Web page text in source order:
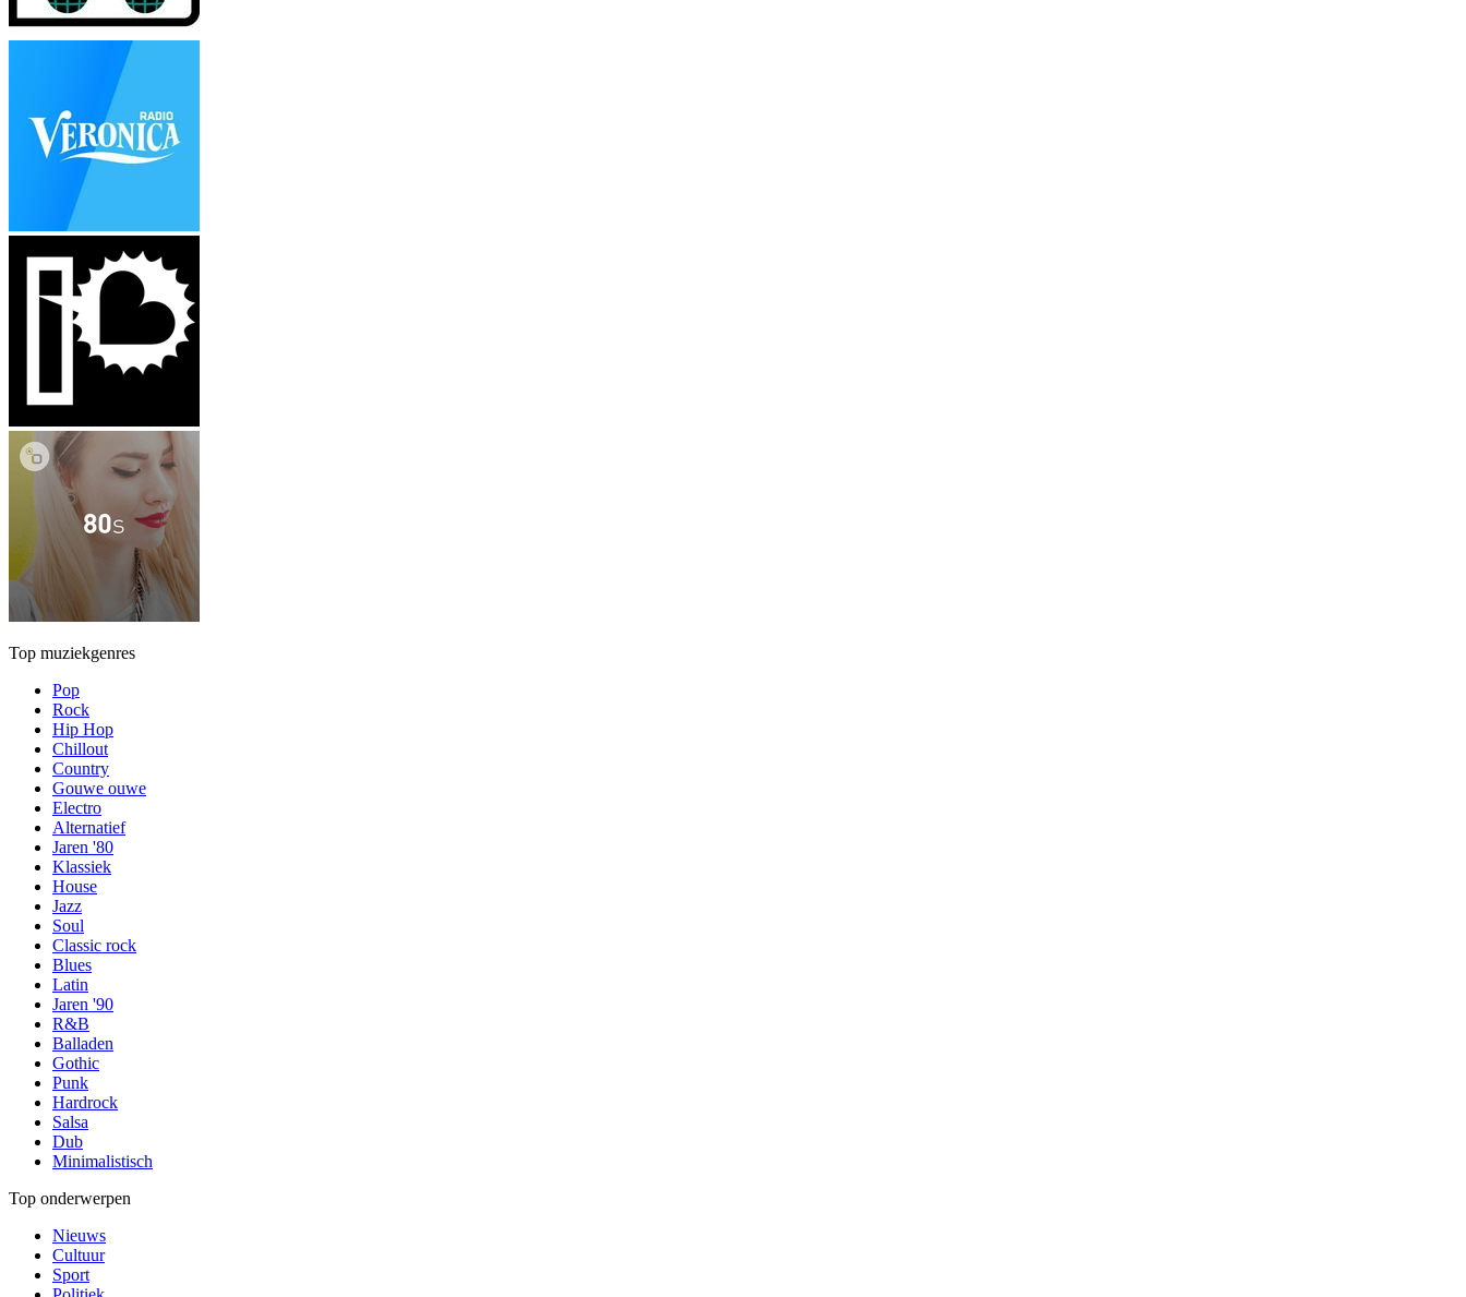
Top muziekgenres
Pop
Rock
Hip Hop
Chillout
Country
Gouwe ouwe
Electro
Alternatief
Jaren '80
Klassiek
House
Jazz
Soul
Classic rock
Blues
Latin
Jaren '90
R&B
Balladen
Gothic
Punk
Hardrock
Salsa
Dub
Minimalistisch
Top onderwerpen
Nieuws
Cultuur
Sport